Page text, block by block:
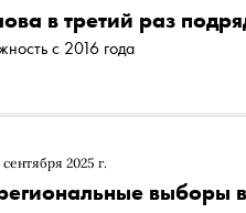
в третий раз
с 2016 года
сентября 2025 г.
выборы